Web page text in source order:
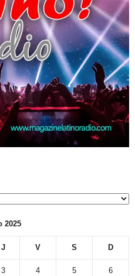
2025
J V S D
3 4 5 6